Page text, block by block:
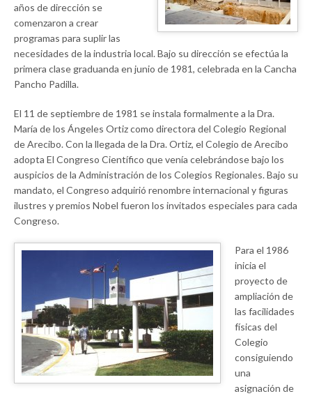
años de dirección se
comenzaron a crear
programas para suplir las
necesidades de la industria local. Bajo su dirección se efectúa la
primera clase graduanda en junio de 1981, celebrada en la Cancha
Pancho Padilla.
El 11 de septiembre de 1981 se instala formalmente a la Dra.
María de los Ángeles Ortiz como directora del Colegio Regional
de Arecibo. Con la llegada de la Dra. Ortiz, el Colegio de Arecibo
adopta El Congreso Científico que venía celebrándose bajo los
auspicios de la Administración de los Colegios Regionales. Bajo su
mandato, el Congreso adquirió renombre internacional y figuras
ilustres y premios Nobel fueron los invitados especiales para cada
Congreso.
Para el 1986
inicia el
proyecto de
ampliación de
las facilidades
físicas del
Colegio
consiguiendo
una
asignación de